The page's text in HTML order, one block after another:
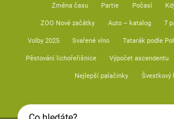
Změna času Partie Počasí
ZOO Nové začátky Auto – katalog 7
Volby 2025 Svařené víno Tatarák podle
Pěstování lichořeřišnice Výpočet ascendentu
Nejlepší palačinky Švestkový